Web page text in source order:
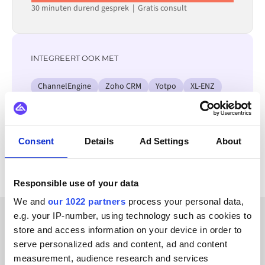
Consent Details Ad Settings About
Responsible use of your data
We and our 1022 partners process your personal data,
e.g. your IP-number, using technology such as cookies to
store and access information on your device in order to
serve personalized ads and content, ad and content
measurement, audience research and services
30 minuten durend gesprek | Gratis consult
INTEGREERT OOK MET
ChannelEngine Zoho CRM Yotpo
XL-ENZ
Virto Commerce
KLANTVERHALEN
Lees de feedback van onze